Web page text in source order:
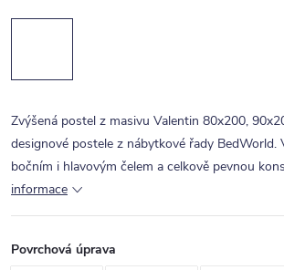
Zvýšená postel z masivu Valentin 80x200,
designové postele z nábytkové řady BedWorld.
bočním i hlavovým čelem a celkově pevnou
informace
Povrchová úprava